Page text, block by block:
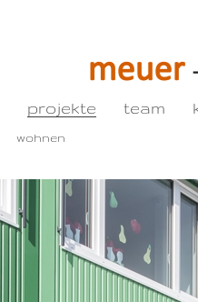
projekte
wohnen
team